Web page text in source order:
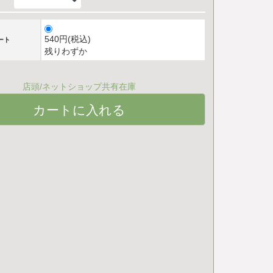
ト
540円(税込)
残りわずか
店頭/ネットショップ共有在庫